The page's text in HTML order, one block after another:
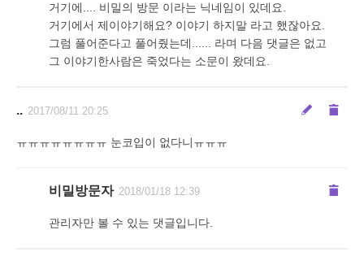
거기에.... 비밀의 방문 이라는 닉네임이 있데요.
거기에서 제이야기해요? 이야기 하지말 라고 했잖아요.
그럼 풀어준다고 풀어줬는데...... 라며 다음 댓글은 없고
그 이야기한사람은 죽었다는 소문이 왔데요.
.. 2017/08/11 20:25
ㅠㅠㅠㅠㅠㅠㅠㅠ 눈코입이 없다니ㅠㅠㅠ
비밀방문자 2018/01/18 12:39
관리자만 볼 수 있는 댓글입니다.